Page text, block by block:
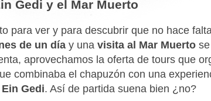
Gedi y el Mar Muerto
para ver y para descubrir que no hace
de un día y una visita al Mar Muerto
aprovechamos la oferta de tours que
combinaba el chapuzón con una
Gedi. Así de partida suena bien ¿no?